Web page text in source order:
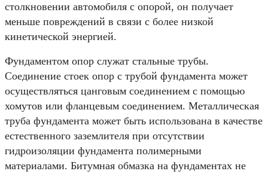
столкновении автомобиля с опорой, он получает
меньше повреждений в связи с более низкой
кинетической энергией.
Фундаментом опор служат стальные трубы.
Соединение стоек опор с трубой фундамента может
осуществляться цанговым соединением с помощью
хомутов или фланцевым соединением. Металлическая
труба фундамента может быть использована в качестве
естественного заземлителя при отсутствии
гидроизоляции фундамента полимерными
материалами. Битумная обмазка на фундаментах не